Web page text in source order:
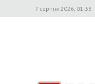
7 серпня 2026, 01:33